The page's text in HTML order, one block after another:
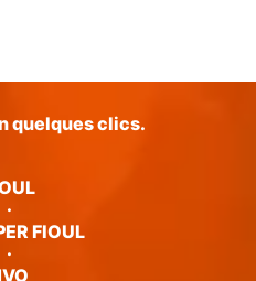
quelques clics.
·
FIOUL
·